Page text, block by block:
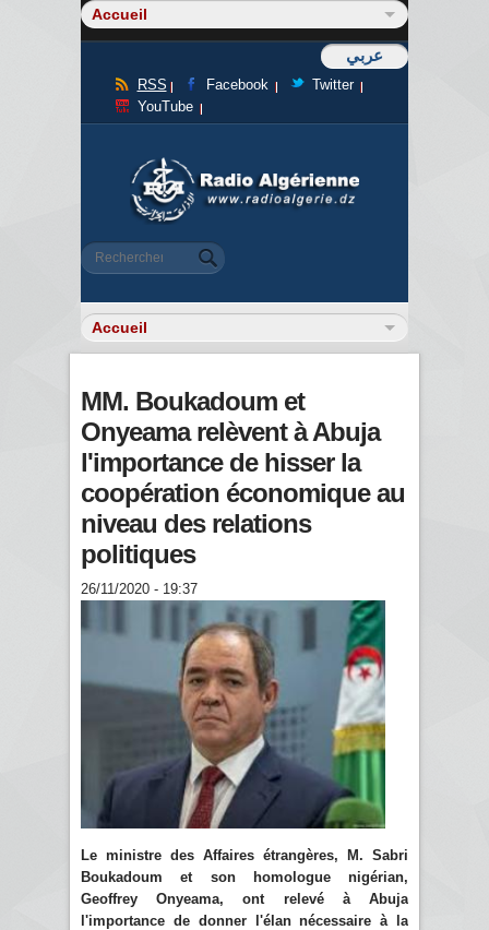
عربي
RSS Facebook
Twitter
YouTube
Formulaire de recherche
Rechercher
MM. Boukadoum et
Onyeama relèvent à Abuja
l'importance de hisser la
coopération économique au
niveau des relations
politiques
26/11/2020 - 19:37
Le ministre des Affaires étrangères, M. Sabri
Boukadoum et son homologue nigérian,
Geoffrey Onyeama, ont relevé à Abuja
l'importance de donner l'élan nécessaire à la